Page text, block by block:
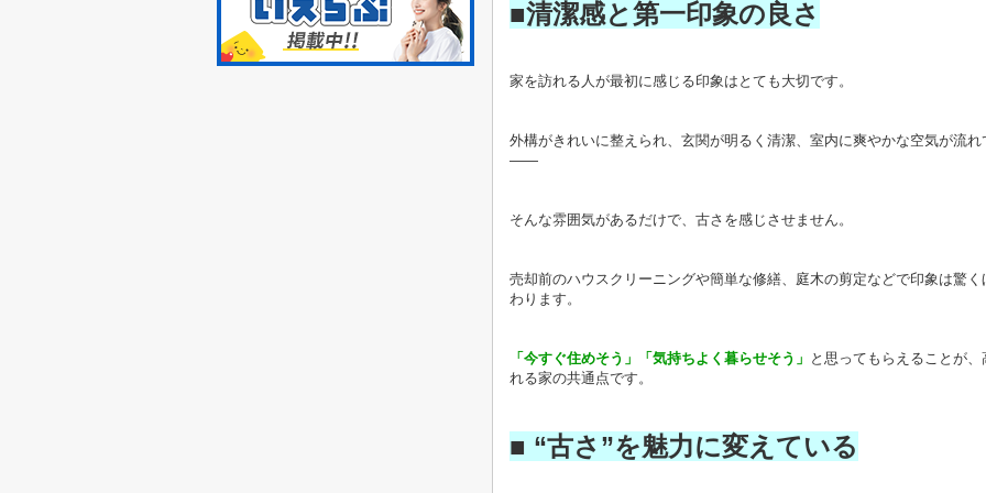
■清潔感と第一印象の良さ
家を訪れる人が最初に感じる印象はとても大切です。
外構がきれいに整えられ、玄関が明るく清潔、室内に爽やかな空気が流れ
――
そんな雰囲気があるだけで、古さを感じさせません。
売却前のハウスクリーニングや簡単な修繕、庭木の剪定などで印象は驚く
わります。
「今すぐ住めそう」「気持ちよく暮らせそう」 と思ってもらえることが、
れる家の共通点です。
■ “古さ ”を魅力に変えている